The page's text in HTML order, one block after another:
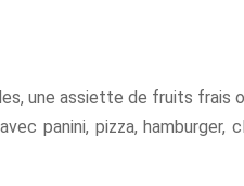
une assiette de fruits frais
panini, pizza, hamburger,